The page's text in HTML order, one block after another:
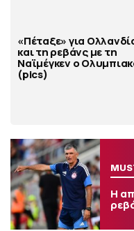
«Πέταξε» για
και τη ρεβάνς με τη
Ναϊμέγκεν ο
(pics)
Η